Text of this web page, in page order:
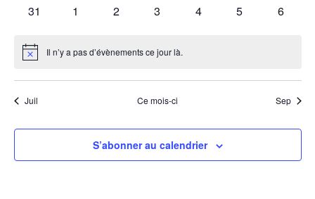
0
31
0
1
0
2
0
3
0
4
0
5
0
6
Notice Il n’y a pas d’évènements ce jour là.
Juil Ce mois-ci Sep
S’abonner au calendrier